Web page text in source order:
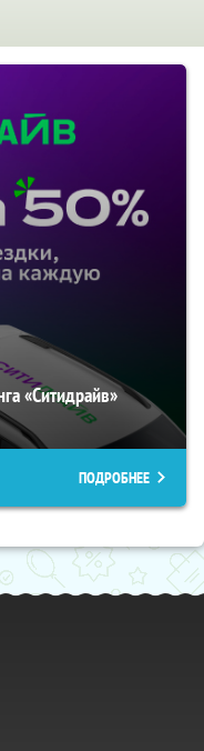
«Ситидрайв»
ПОДРОБНЕЕ